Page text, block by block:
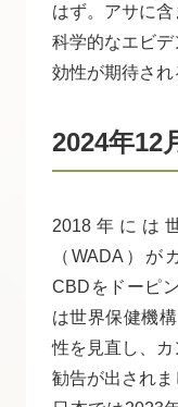
はず。アサに含
科学的なエビ
効性が期待され
2024年12
2018年には
（WADA）が
CBDをドーピ
は世界保健機
性を見直し、
勧告が出されま